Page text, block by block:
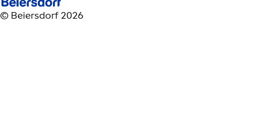
© Beiersdorf 2026